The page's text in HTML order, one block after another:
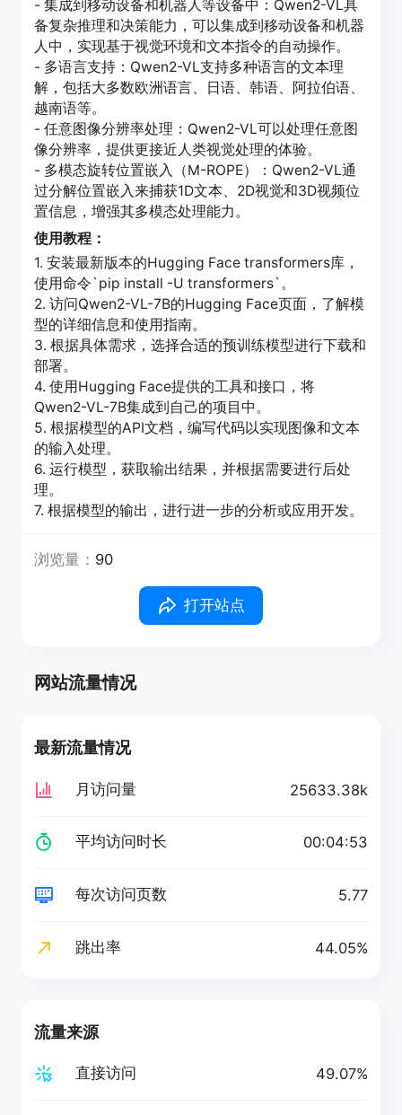
- 集成到移动设备和机器人等设备中：Qwen2-VL具
备复杂推理和决策能力，可以集成到移动设备和机器
人中，实现基于视觉环境和文本指令的自动操作。
- 多语言支持：Qwen2-VL支持多种语言的文本理
解，包括大多数欧洲语言、日语、韩语、阿拉伯语、
越南语等。
- 任意图像分辨率处理：Qwen2-VL可以处理任意图
像分辨率，提供更接近人类视觉处理的体验。
- 多模态旋转位置嵌入（M-ROPE）：Qwen2-VL通
过分解位置嵌入来捕获1D文本、2D视觉和3D视频位
置信息，增强其多模态处理能力。
使用教程：
1. 安装最新版本的Hugging Face transformers库，
使用命令`pip install -U transformers`。
2. 访问Qwen2-VL-7B的Hugging Face页面，了解模
型的详细信息和使用指南。
3. 根据具体需求，选择合适的预训练模型进行下载和
部署。
4. 使用Hugging Face提供的工具和接口，将
Qwen2-VL-7B集成到自己的项目中。
5. 根据模型的API文档，编写代码以实现图像和文本
的输入处理。
6. 运行模型，获取输出结果，并根据需要进行后处
理。
7. 根据模型的输出，进行进一步的分析或应用开发。
浏览量： 90
打开站点
网站流量情况
最新流量情况
月访问量 25633.38k
平均访问时长 00:04:53
每次访问页数 5.77
跳出率 44.05%
流量来源
直接访问 49.07%